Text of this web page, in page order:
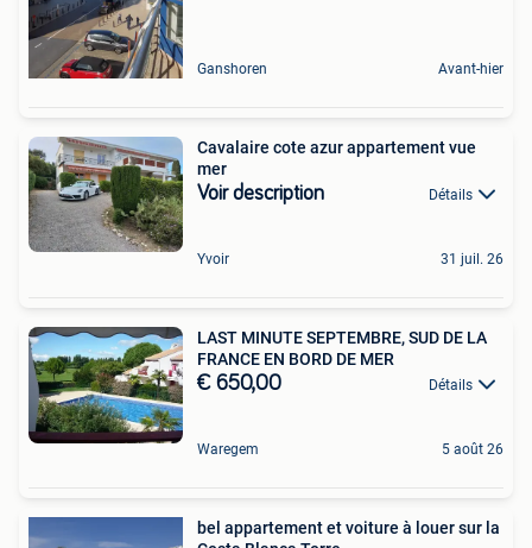
Ganshoren Avant-hier
Cavalaire cote azur appartement vue
mer
Voir description Détails
Yvoir 31 juil. 26
LAST MINUTE SEPTEMBRE, SUD DE LA
FRANCE EN BORD DE MER
€ 650,00 Détails
Waregem 5 août 26
bel appartement et voiture à louer sur la